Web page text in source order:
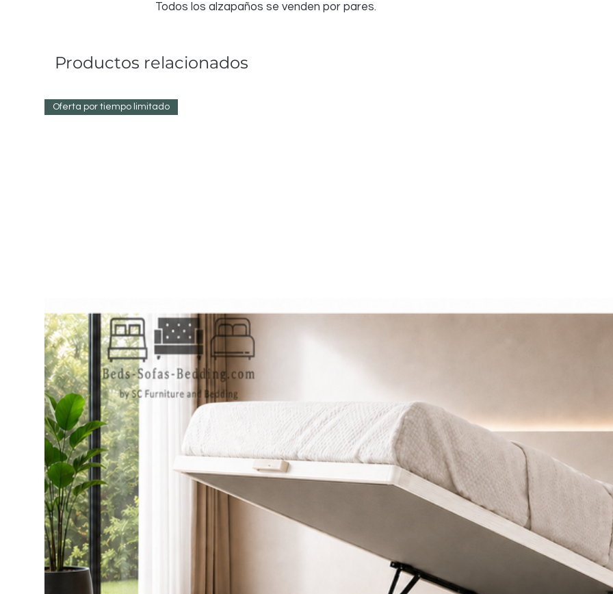
Todos los alzapaños se venden por pares.
Productos relacionados
Oferta por tiempo limitado